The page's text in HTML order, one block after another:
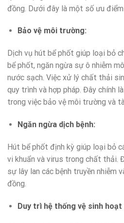
đồng. Dưới đây là một số ưu điểm
Bảo vệ môi trường:
Dịch vụ hút bể phốt giúp loại bỏ
bể phốt, ngăn ngừa sự ô nhiễm
nước sạch. Việc xử lý chất thải
quy trình và hợp pháp. Đây chính
trong việc bảo vệ môi trường và
Ngăn ngừa dịch bệnh:
Hút bể phốt định kỳ giúp loại bỏ
vi khuẩn và virus trong chất thải.
sự lây lan các bệnh truyền nhiễm
đồng.
Duy trì hệ thống vệ sinh hoạt